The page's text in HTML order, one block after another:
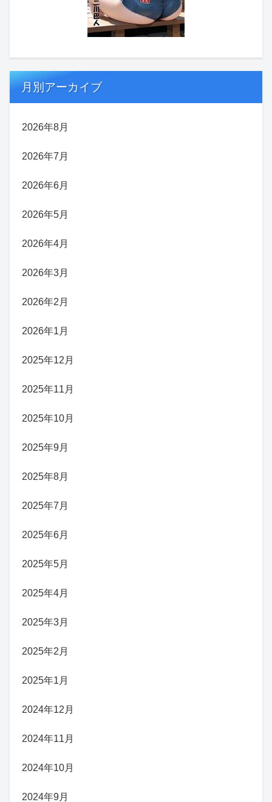
月別アーカイブ
2026年8月
2026年7月
2026年6月
2026年5月
2026年4月
2026年3月
2026年2月
2026年1月
2025年12月
2025年11月
2025年10月
2025年9月
2025年8月
2025年7月
2025年6月
2025年5月
2025年4月
2025年3月
2025年2月
2025年1月
2024年12月
2024年11月
2024年10月
2024年9月